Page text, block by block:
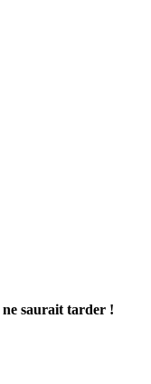
saurait tarder !